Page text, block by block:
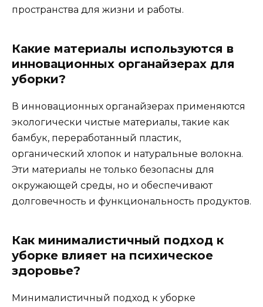
пространства для жизни и работы.
Какие материалы используются в
инновационных органайзерах для
уборки?
В инновационных органайзерах применяются
экологически чистые материалы, такие как
бамбук, переработанный пластик,
органический хлопок и натуральные волокна.
Эти материалы не только безопасны для
окружающей среды, но и обеспечивают
долговечность и функциональность продуктов.
Как минималистичный подход к
уборке влияет на психическое
здоровье?
Минималистичный подход к уборке